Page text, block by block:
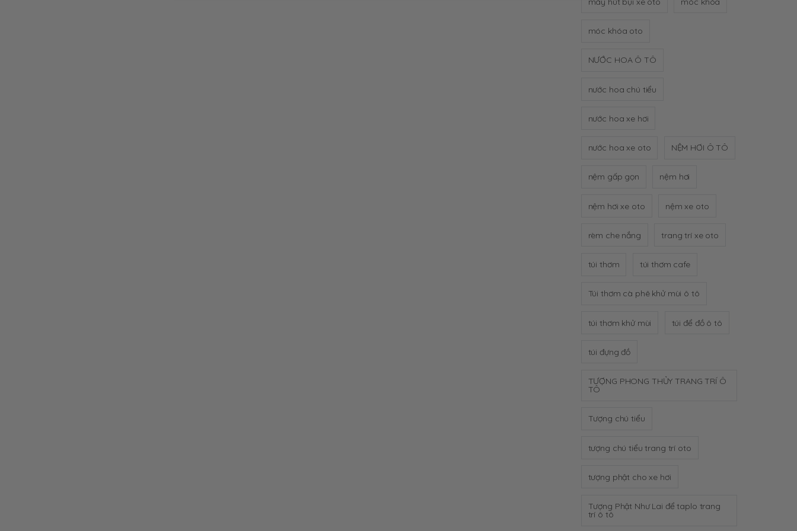
móc khóa oto
NƯỚC HOA Ô TÔ
nước hoa chú tiểu
nước hoa xe hơi
nước hoa xe oto NỆM HƠI Ô TÔ
nệm gấp gọn nệm hơi
nệm hơi xe oto nệm xe oto
rèm che nắng trang trí xe oto
túi thơm túi thơm cafe
Túi thơm cà phê khử mùi ô tô
túi thơm khử mùi túi để đồ ô tô
túi đựng đồ
TƯỢNG PHONG THỦY TRANG TRÍ Ô
TÔ
Tượng chú tiểu
tượng chú tiểu trang trí oto
tượng phật cho xe hơi
Tượng Phật Như Lai để taplo trang
trí ô tô